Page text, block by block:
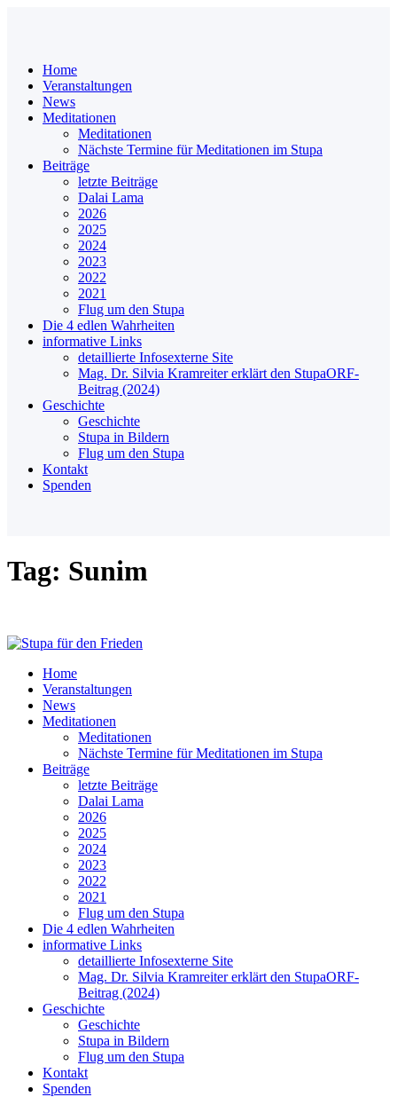
Home
Veranstaltungen
News
Meditationen
Meditationen
Nächste Termine für Meditationen im Stupa
Beiträge
letzte Beiträge
Dalai Lama
2026
2025
2024
2023
2022
2021
Flug um den Stupa
Die 4 edlen Wahrheiten
informative Links
detaillierte Infosexterne Site
Mag. Dr. Silvia Kramreiter erklärt den StupaORF-
Beitrag (2024)
Geschichte
Geschichte
Stupa in Bildern
Flug um den Stupa
Kontakt
Spenden
Tag: Sunim
Home
Veranstaltungen
News
Meditationen
Meditationen
Nächste Termine für Meditationen im Stupa
Beiträge
letzte Beiträge
Dalai Lama
2026
2025
2024
2023
2022
2021
Flug um den Stupa
Die 4 edlen Wahrheiten
informative Links
detaillierte Infosexterne Site
Mag. Dr. Silvia Kramreiter erklärt den StupaORF-
Beitrag (2024)
Geschichte
Geschichte
Stupa in Bildern
Flug um den Stupa
Kontakt
Spenden